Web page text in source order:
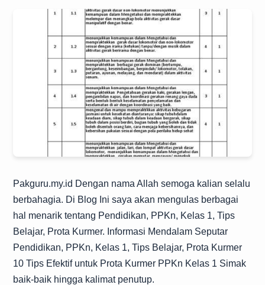
Pakguru.my.id Dengan nama Allah semoga kalian selalu
berbahagia. Di Blog Ini saya akan mengulas berbagai
hal menarik tentang Pendidikan, PPKn, Kelas 1, Tips
Belajar, Prota Kurmer. Informasi Mendalam Seputar
Pendidikan, PPKn, Kelas 1, Tips Belajar, Prota Kurmer
10 Tips Efektif untuk Prota Kurmer PPKn Kelas 1 Simak
baik-baik hingga kalimat penutup.